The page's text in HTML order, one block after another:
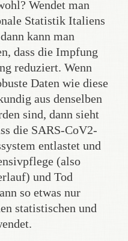
Wendet man
Statistik Italiens
kann man
dass die Impfung
reduziert. Wenn
Daten wie diese
aus denselben
sind, dann sieht
die SARS-CoV2-
entlastet und
(also
und Tod
so etwas nur
statistischen und